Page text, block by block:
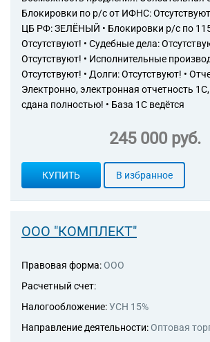
Блокировки по р/с от ИФНС:
ЦБ РФ: ЗЕЛЁНЫЙ • Блокировки р/с по
Отсутствуют! • Судебные дела:
Отсутствуют! • Исполнительные
Отсутствуют! • Долги: Отсутствуют! •
Электронно, электронная отчетность
сдана полностью! • База 1С ведётся
245 000 руб.
КУПИТЬ В избранное
ООО "КОМПЛЕКТ"
Правовая форма: ООО
Расчетный счет:
Налогообложение:УСН 15%
Направление деятельности: Оптовая